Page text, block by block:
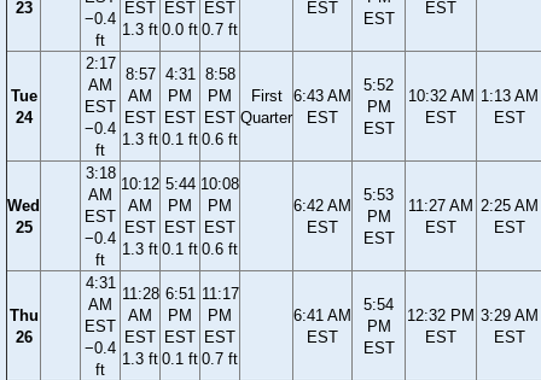
23
−0.4
ft
EST
1.3 ft
EST
0.0 ft
EST
0.7 ft
EST
EST
EST
Tue
24
2:17
AM
EST
−0.4
ft
8:57
AM
EST
1.3 ft
4:31
PM
EST
0.1 ft
8:58
PM
EST
0.6 ft
First
Quarter
6:43 AM
EST
5:52
PM
EST
10:32 AM
EST
1:13 AM
EST
Wed
25
3:18
AM
EST
−0.4
ft
10:12
AM
EST
1.3 ft
5:44
PM
EST
0.1 ft
10:08
PM
EST
0.6 ft
6:42 AM
EST
5:53
PM
EST
11:27 AM
EST
2:25 AM
EST
Thu
26
4:31
AM
EST
−0.4
ft
11:28
AM
EST
1.3 ft
6:51
PM
EST
0.1 ft
11:17
PM
EST
0.7 ft
6:41 AM
EST
5:54
PM
EST
12:32 PM
EST
3:29 AM
EST